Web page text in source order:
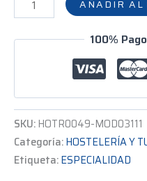
AÑADIR AL
100%
SKU: HOTR0049-MOD03111
Categoría:HOSTELERÍA Y
Etiqueta:ESPECIALIDAD